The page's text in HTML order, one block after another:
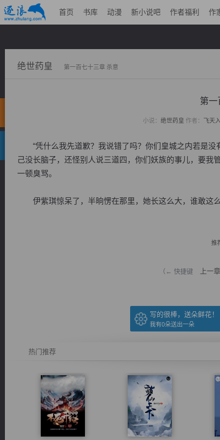
首页 书库 动漫 新小说吧 作者福利 作
绝世药皇 第一百七十三章 杀意
第一
小说： 绝世药皇 作者： 飞天
“凭什么我先道歉？我说错了吗？你们皇城之内若是没
己没长脑子，还怪别人说三道四，你们妖族的事儿，要我
一顿臭骂。
伊紫琪惊呆了，半晌愣在那里，她长这么大，谁敢这
推
（← 快捷键 上一章
写的很棒，送朵鲜花！
我有0朵送出一朵
热门推荐